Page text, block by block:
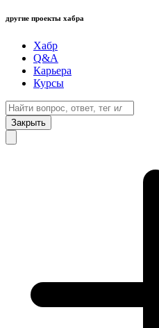
другие проекты хабра
Хабр
Q&A
Карьера
Курсы
Закрыть